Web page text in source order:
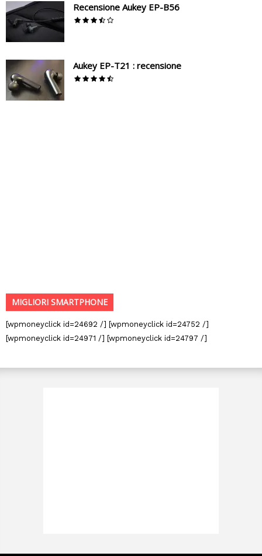
Recensione Aukey EP-B56
Aukey EP-T21 : recensione
MIGLIORI SMARTPHONE
[wpmoneyclick id=24692 /] [wpmoneyclick id=24752 /]
[wpmoneyclick id=24971 /] [wpmoneyclick id=24797 /]